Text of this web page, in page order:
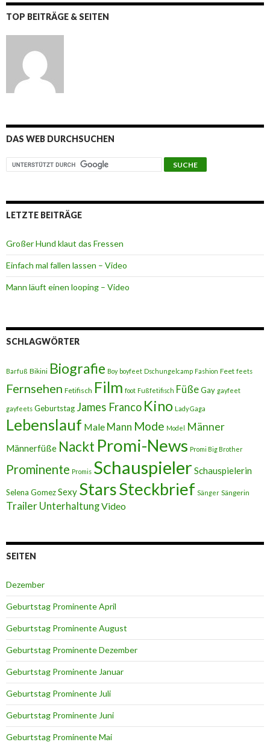
TOP BEITRÄGE & SEITEN
DAS WEB DURCHSUCHEN
LETZTE BEITRÄGE
Großer Hund klaut das Fressen
Einfach mal fallen lassen – Video
Mann läuft einen looping – Video
SCHLAGWÖRTER
Barfuß Bikini Biografie Boy boyfeet Dschungelcamp Fashion Feet feets
Fernsehen Fetifisch Film foot Fußfetifisch FüßeGay gayfeet
gayfeets Geburtstag James Franco Kino Lady Gaga
Lebenslauf Male Mann Mode Model Männer
Männerfüße Nackt Promi-News Promi Big Brother
Prominente Promis Schauspieler Schauspielerin
Selena GomezSexy StarsSteckbrief Sänger Sängerin
Trailer UnterhaltungVideo
SEITEN
Dezember
Geburtstag Prominente April
Geburtstag Prominente August
Geburtstag Prominente Dezember
Geburtstag Prominente Januar
Geburtstag Prominente Juli
Geburtstag Prominente Juni
Geburtstag Prominente Mai